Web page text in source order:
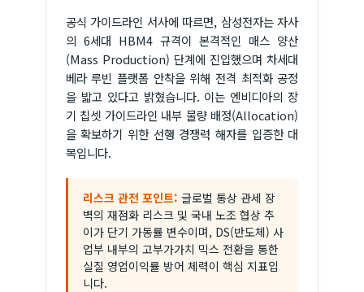
공식 가이드라인 서사에 따르면, 삼성전자는 자사
의 6세대 HBM4 규격이 본격적인 매스 양산
(Mass Production) 단계에 진입했으며 차세대
베라 루빈 플랫폼 안착을 위해 전격 최적화 공정
을 밟고 있다고 밝혔습니다. 이는 엔비디아의 장
기 칩셋 가이드라인 내부 물량 배정(Allocation)
을 확보하기 위한 선행 경쟁력 해자를 입증한 대
목입니다.
리스크 관전 포인트: 글로벌 통상 관세 장
벽의 재점화 리스크 및 국내 노조 협상 추
이가 단기 가동률 변수이며, DS(반도체) 사
업부 내부의 고부가가치 믹스 전환을 통한
실질 영업이익률 방어 체력이 핵심 지표입
니다.